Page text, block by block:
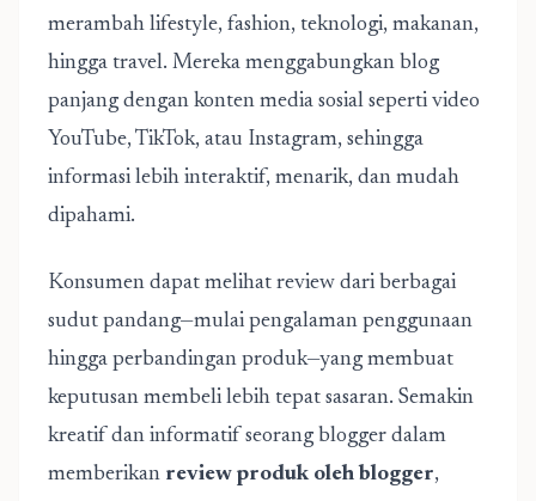
merambah lifestyle, fashion, teknologi, makanan,
hingga travel. Mereka menggabungkan blog
panjang dengan konten media sosial seperti video
YouTube, TikTok, atau Instagram, sehingga
informasi lebih interaktif, menarik, dan mudah
dipahami.
Konsumen dapat melihat review dari berbagai
sudut pandang—mulai pengalaman penggunaan
hingga perbandingan produk—yang membuat
keputusan membeli lebih tepat sasaran. Semakin
kreatif dan informatif seorang blogger dalam
memberikan review produk oleh blogger,